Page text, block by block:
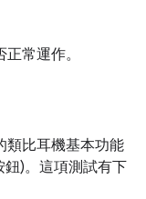
常運作。
類比耳機基本功能
)。這項測試有下